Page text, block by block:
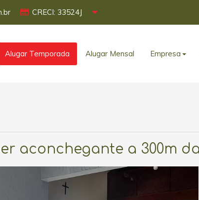
CRECI: 33524J
Alugar Temporada Alugar Mensal Empresa
aconchegante a 300m